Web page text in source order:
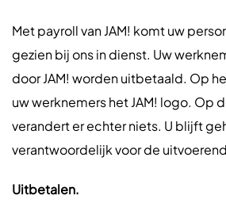
Met payroll van JAM! komt uw
gezien bij ons in dienst. Uw
door JAM! worden uitbetaald. Op
uw werknemers het JAM! logo. Op
verandert er echter niets. U blijft
verantwoordelijk voor de
Uitbetalen.